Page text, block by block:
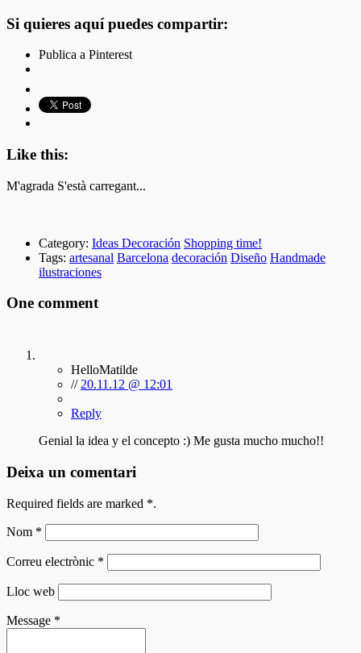
Si quieres aquí puedes compartir:
Publica a Pinterest
Like this:
M'agrada S'està carregant...
Category: Ideas Decoración Shopping time!
Tags: artesanal Barcelona decoración Diseño Handmade
ilustraciones
One comment
HelloMatilde
// 20.11.12 @ 12:01
Reply
Genial la idea y el concepto :) Me gusta mucho mucho!!
Deixa un comentari
Required fields are marked *.
Nom *
Correu electrònic *
Lloc web
Message *